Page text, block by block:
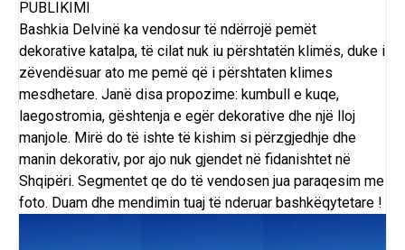
PUBLIKIMI
Bashkia Delvinë ka vendosur të ndërrojë pemët
dekorative katalpa, të cilat nuk iu përshtatën klimës, duke i
zëvendësuar ato me pemë që i përshtaten klimes
mesdhetare. Janë disa propozime: kumbull e kuqe,
laegostromia, gështenja e egër dekorative dhe një lloj
manjole. Mirë do të ishte të kishim si përzgjedhje dhe
manin dekorativ, por ajo nuk gjendet në fidanishtet në
Shqipëri. Segmentet qe do të vendosen jua paraqesim me
foto. Duam dhe mendimin tuaj të nderuar bashkëqytetare !